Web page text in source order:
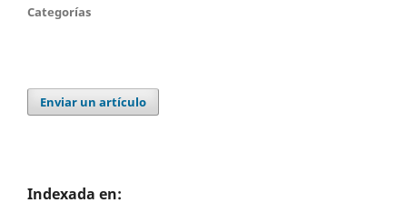
Categorías
Enviar un artículo
Indexada en: